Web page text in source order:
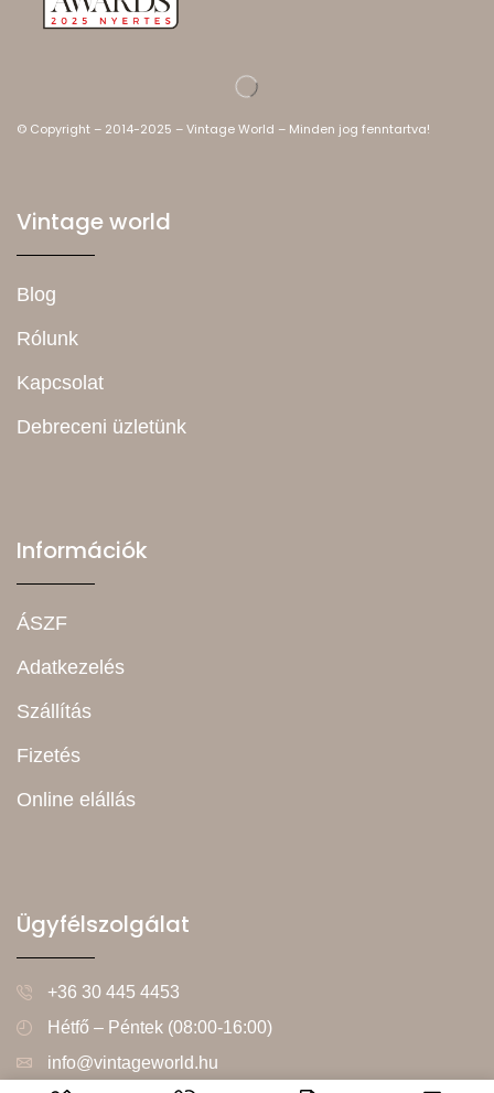
© Copyright – 2014-2025 – Vintage World – Minden jog fenntartva!
Vintage world
Blog
Rólunk
Kapcsolat
Debreceni üzletünk
Információk
ÁSZF
Adatkezelés
Szállítás
Fizetés
Online elállás
Ügyfélszolgálat
+36 30 445 4453
Hétfő – Péntek (08:00-16:00)
info@vintageworld.hu